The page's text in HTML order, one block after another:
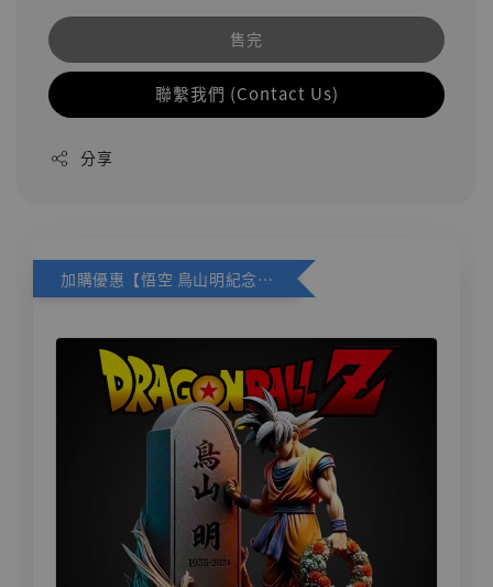
售完
聯繫我們 (Contact Us)
分享
加購優惠【悟空 鳥山明紀念款 [奇蹟工作室]】